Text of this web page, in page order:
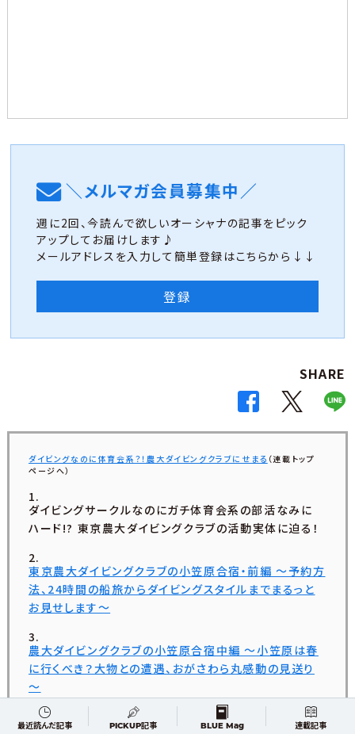
＼メルマガ会員募集中／
週に2回、今読んで欲しいオーシャナの記事をピック
アップしてお届けします♪
メールアドレスを入力して簡単登録はこちらから↓↓
登録
SHARE
ダイビングなのに体育会系？！農大ダイビングクラブにせまる （連載トップ
ページへ）
ダイビングサークルなのにガチ体育会系の部活なみに
ハード!? 東京農大ダイビングクラブの活動実体に迫る！
東京農大ダイビングクラブの小笠原合宿・前編 〜予約方
法、24時間の船旅からダイビングスタイルまでまるっと
お見せします〜
農大ダイビングクラブの小笠原合宿中編 ～小笠原は春
に行くべき？大物との遭遇、おがさわら丸感動の見送り
～
農大ダイビングクラブの小笠原合宿【最終編】 ～ドルフィ
最近読んだ記事 PICKUP記事 BLUE Mag 連載記事